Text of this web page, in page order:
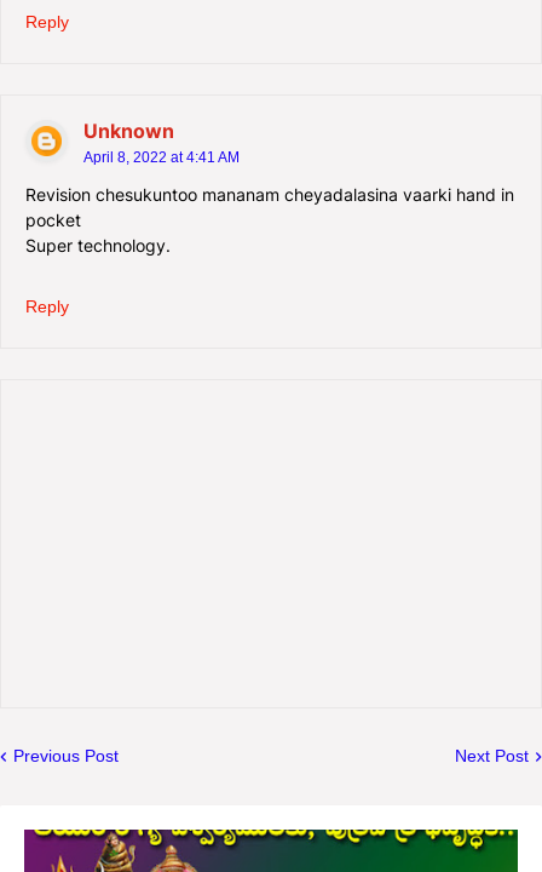
Reply
Unknown
April 8, 2022 at 4:41 AM
Revision chesukuntoo mananam cheyadalasina vaarki hand in
pocket
Super technology.
Reply
Previous Post Next Post